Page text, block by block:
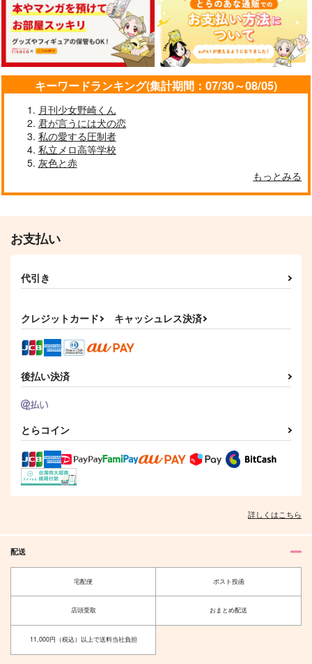
食満留三郎×善法寺伊作
サンプル
作品詳細
食満留三郎×善法寺伊作
サンプル
作品詳細
食満留三郎×善法寺伊作
サンプル
作品詳細
ツナガルココロ
スポンジ
300円（税込）
サンプル
作品詳細
サンプル
運命は君の名を呼ぶ
リィ
専売 1,337
落第忍者乱太郎
サンプル
落第忍者乱太郎
キーワードランキング(集計期間：07/30～08/05)
月刊少女野崎くん
君が言うには犬の恋
私の愛する圧制者
私立メロ高等学校
灰色と赤
もっとみる
お支払い
代引き
クレジットカード キャッシュレス決済
後払い決済
とらコイン
詳しくはこちら
配送
宅配便 ポスト投函
店頭受取 おまとめ配送
11,000円（税込）以上で送料当社負担